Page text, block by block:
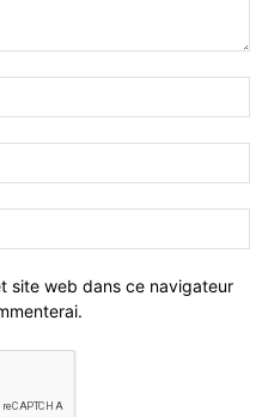
site web dans ce navigateur